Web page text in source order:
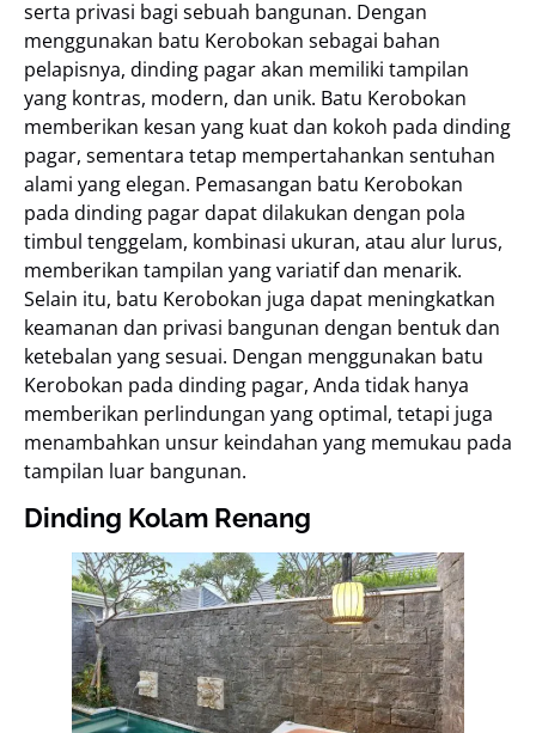
serta privasi bagi sebuah bangunan. Dengan
menggunakan batu Kerobokan sebagai bahan
pelapisnya, dinding pagar akan memiliki tampilan
yang kontras, modern, dan unik. Batu Kerobokan
memberikan kesan yang kuat dan kokoh pada dinding
pagar, sementara tetap mempertahankan sentuhan
alami yang elegan. Pemasangan batu Kerobokan
pada dinding pagar dapat dilakukan dengan pola
timbul tenggelam, kombinasi ukuran, atau alur lurus,
memberikan tampilan yang variatif dan menarik.
Selain itu, batu Kerobokan juga dapat meningkatkan
keamanan dan privasi bangunan dengan bentuk dan
ketebalan yang sesuai. Dengan menggunakan batu
Kerobokan pada dinding pagar, Anda tidak hanya
memberikan perlindungan yang optimal, tetapi juga
menambahkan unsur keindahan yang memukau pada
tampilan luar bangunan.
Dinding Kolam Renang